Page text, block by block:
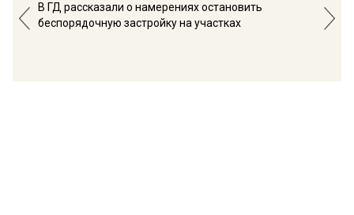
В ГД рассказали о намерениях остановить
беспорядочную застройку на участках